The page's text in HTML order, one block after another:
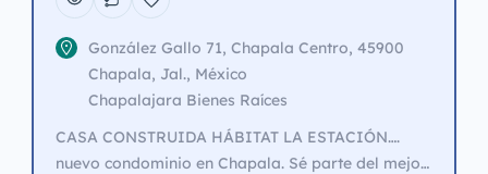
González Gallo 71, Chapala Centro, 45900
Chapala, Jal., México
Chapalajara Bienes Raíces
CASA CONSTRUIDA HÁBITAT LA ESTACIÓN….
nuevo condominio en Chapala. Sé parte del mejor